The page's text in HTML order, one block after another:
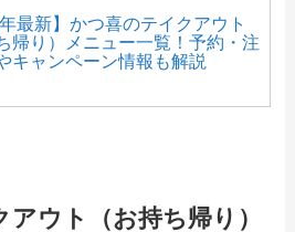
年最新】かつ喜のテイクアウト
帰り）メニュー一覧！予約・注
キャンペーン情報も解説
ウト（お持ち帰り）